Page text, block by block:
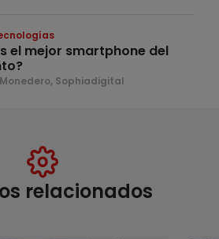
el mejor smartphone del
Sophiadigital
relacionados